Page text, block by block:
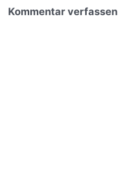
Kommentar verfassen